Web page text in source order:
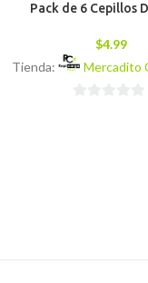
Pack de 6 Cepillos
$4.99
Tienda:
Mercadito